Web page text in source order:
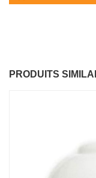
PRODUITS